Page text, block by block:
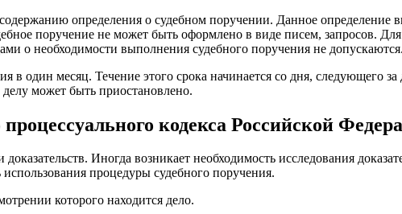
определения о судебном поручении. Данное определение
поручение не может быть оформлено в виде писем, запросов.
о необходимости выполнения судебного поручения не
в один месяц. Течение этого срока начинается со дня, следующего
может быть приостановлено.
кодекса Российской
Иногда возникает необходимость исследования
процедуры судебного поручения.
которого находится дело.